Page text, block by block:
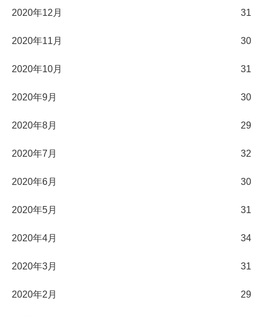
2020年12月 31
2020年11月 30
2020年10月 31
2020年9月 30
2020年8月 29
2020年7月 32
2020年6月 30
2020年5月 31
2020年4月 34
2020年3月 31
2020年2月 29